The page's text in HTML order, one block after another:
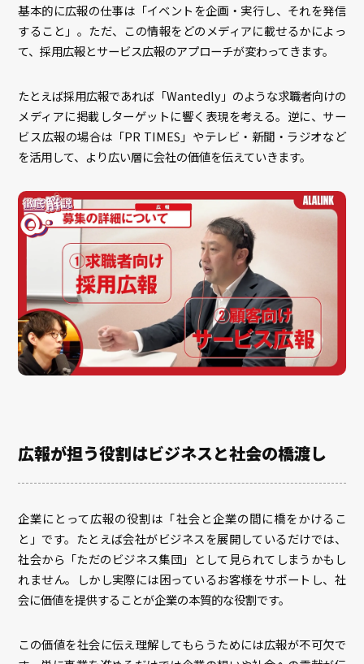
基本的に広報の仕事は「イベントを企画・実行し、それを発信
すること」。ただ、この情報をどのメディアに載せるかによっ
て、採用広報とサービス広報のアプローチが変わってきます。
たとえば採用広報であれば「Wantedly」のような求職者向けの
メディアに掲載しターゲットに響く表現を考える。逆に、サー
ビス広報の場合は「PR TIMES」やテレビ・新聞・ラジオなど
を活用して、より広い層に会社の価値を伝えていきます。
広報が担う役割はビジネスと社会の橋渡し
企業にとって広報の役割は「社会と企業の間に橋をかけるこ
と」です。たとえば会社がビジネスを展開しているだけでは、
社会から「ただのビジネス集団」として見られてしまうかもし
れません。しかし実際には困っているお客様をサポートし、社
会に価値を提供することが企業の本質的な役割です。
この価値を社会に伝え理解してもらうためには広報が不可欠で